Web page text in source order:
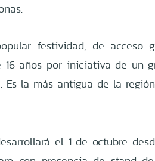
festividad, de acceso
16 años por iniciativa de un
Es la más antigua de la
el 1 de octubre